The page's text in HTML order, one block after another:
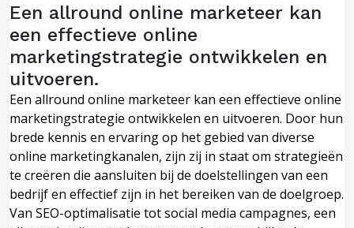
Een allround online marketeer kan
een effectieve online
marketingstrategie ontwikkelen en
uitvoeren.
Een allround online marketeer kan een effectieve online
marketingstrategie ontwikkelen en uitvoeren. Door hun
brede kennis en ervaring op het gebied van diverse
online marketingkanalen, zijn zij in staat om strategieën
te creëren die aansluiten bij de doelstellingen van een
bedrijf en effectief zijn in het bereiken van de doelgroep.
Van SEO-optimalisatie tot social media campagnes, een